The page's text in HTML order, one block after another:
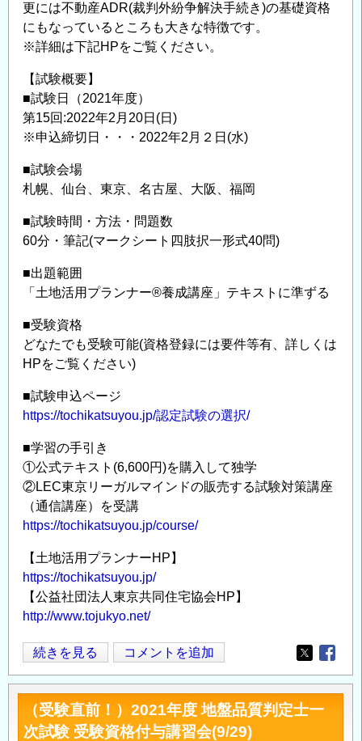
更には不動産ADR(裁判外紛争解決手続き)の基礎資格
にもなっているところも大きな特徴です。
※詳細は下記HPをご覧ください。
【試験概要】
■試験日（2021年度）
第15回:2022年2月20日(日)
※申込締切日・・・2022年2月２日(水)
■試験会場
札幌、仙台、東京、名古屋、大阪、福岡
■試験時間・方法・問題数
60分・筆記(マークシート四肢択一形式40問)
■出題範囲
「土地活用プランナー®養成講座」テキストに準ずる
■受験資格
どなたでも受験可能(資格登録には要件等有、詳しくは
HPをご覧ください)
■試験申込ページ
https://tochikatsuyou.jp/認定試験の選択/
■学習の手引き
①公式テキスト(6,600円)を購入して独学
②LEC東京リーガルマインドの販売する試験対策講座
（通信講座）を受講
https://tochikatsuyou.jp/course/
【土地活用プランナーHP】
https://tochikatsuyou.jp/
【公益社団法人東京共同住宅協会HP】
http://www.tojukyo.net/
【第
15
回】
土
地
続きを見る コメントを追加
Opens in
（受験直前！）2021年度 地盤品質判定士一
次試験 受験資格付与講習会(9/29)